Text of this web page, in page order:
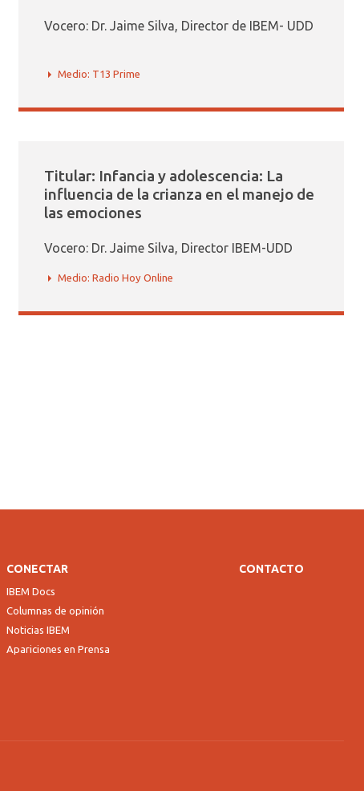
Vocero: Dr. Jaime Silva, Director de IBEM- UDD
Medio: T13 Prime
Titular: Infancia y adolescencia: La
influencia de la crianza en el manejo de
las emociones
Vocero: Dr. Jaime Silva, Director IBEM-UDD
Medio: Radio Hoy Online
CONECTAR
IBEM Docs
Columnas de opinión
Noticias IBEM
Apariciones en Prensa
CONTACTO